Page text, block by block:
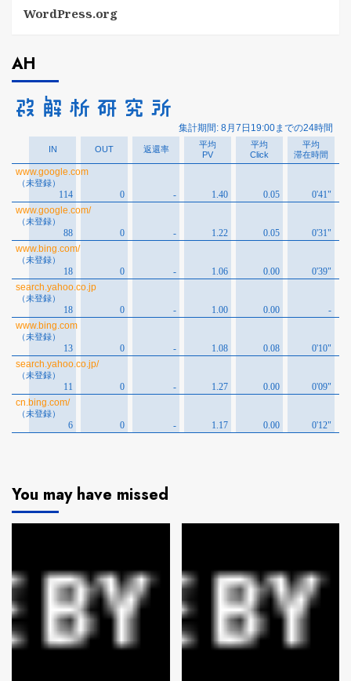
WordPress.org
AH
You may have missed